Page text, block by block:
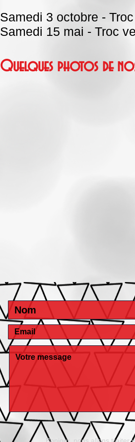
Samedi 3 octobre -
Samedi 15 mai - Troc
Quelques photos de